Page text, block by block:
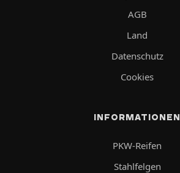
AGB
Land
Datenschutz
Cookies
INFORMATIONEN
PKW-Reifen
Stahlfelgen